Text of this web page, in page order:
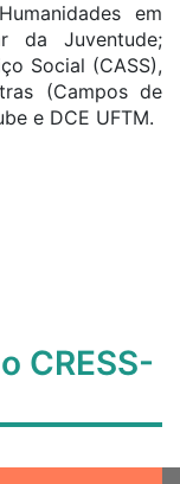
em
da Juventude;
Social (CASS),
(Campos de
e DCE UFTM.
CRESS-